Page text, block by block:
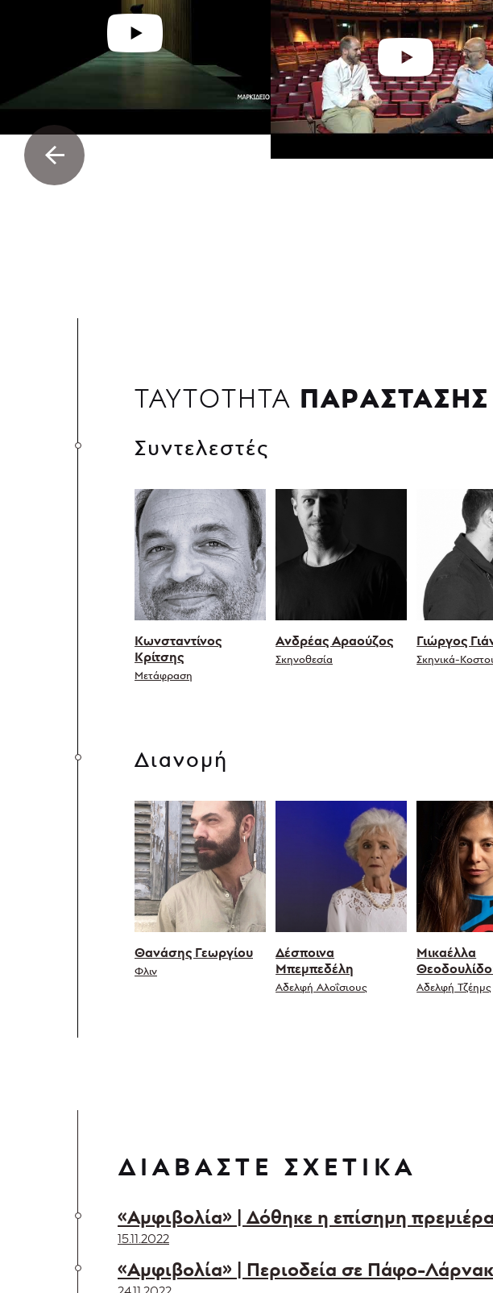
ΤΑΥΤΟΤΗΤΑ ΠΑΡΑΣΤΑΣΗΣ
Συντελεστές
Κωνσταντίνος
Κρίτσης
Μετάφραση
Ανδρέας Αραούζος
Σκηνοθεσία
Γιώργος
Σκηνικά-
Διανομή
Θανάσης Γεωργίου
Φλιν
Δέσποινα
Μπεμπεδέλη
Αδελφή Αλοΐσιους
Μικαέλλα
Αδελφή Τζέημς
ΔΙΑΒΑΣΤΕ ΣΧΕΤΙΚΑ
«Αμφιβολία» | Δόθηκε η επίσημη πρεμιέρα
15.11.2022
«Αμφιβολία» | Περιοδεία σε Πάφο-